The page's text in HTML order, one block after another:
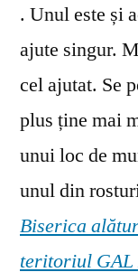
. Unul este și
ajute singur.
cel ajutat. Se
plus ține mai
unui loc de
unul din
Biserica
teritoriul